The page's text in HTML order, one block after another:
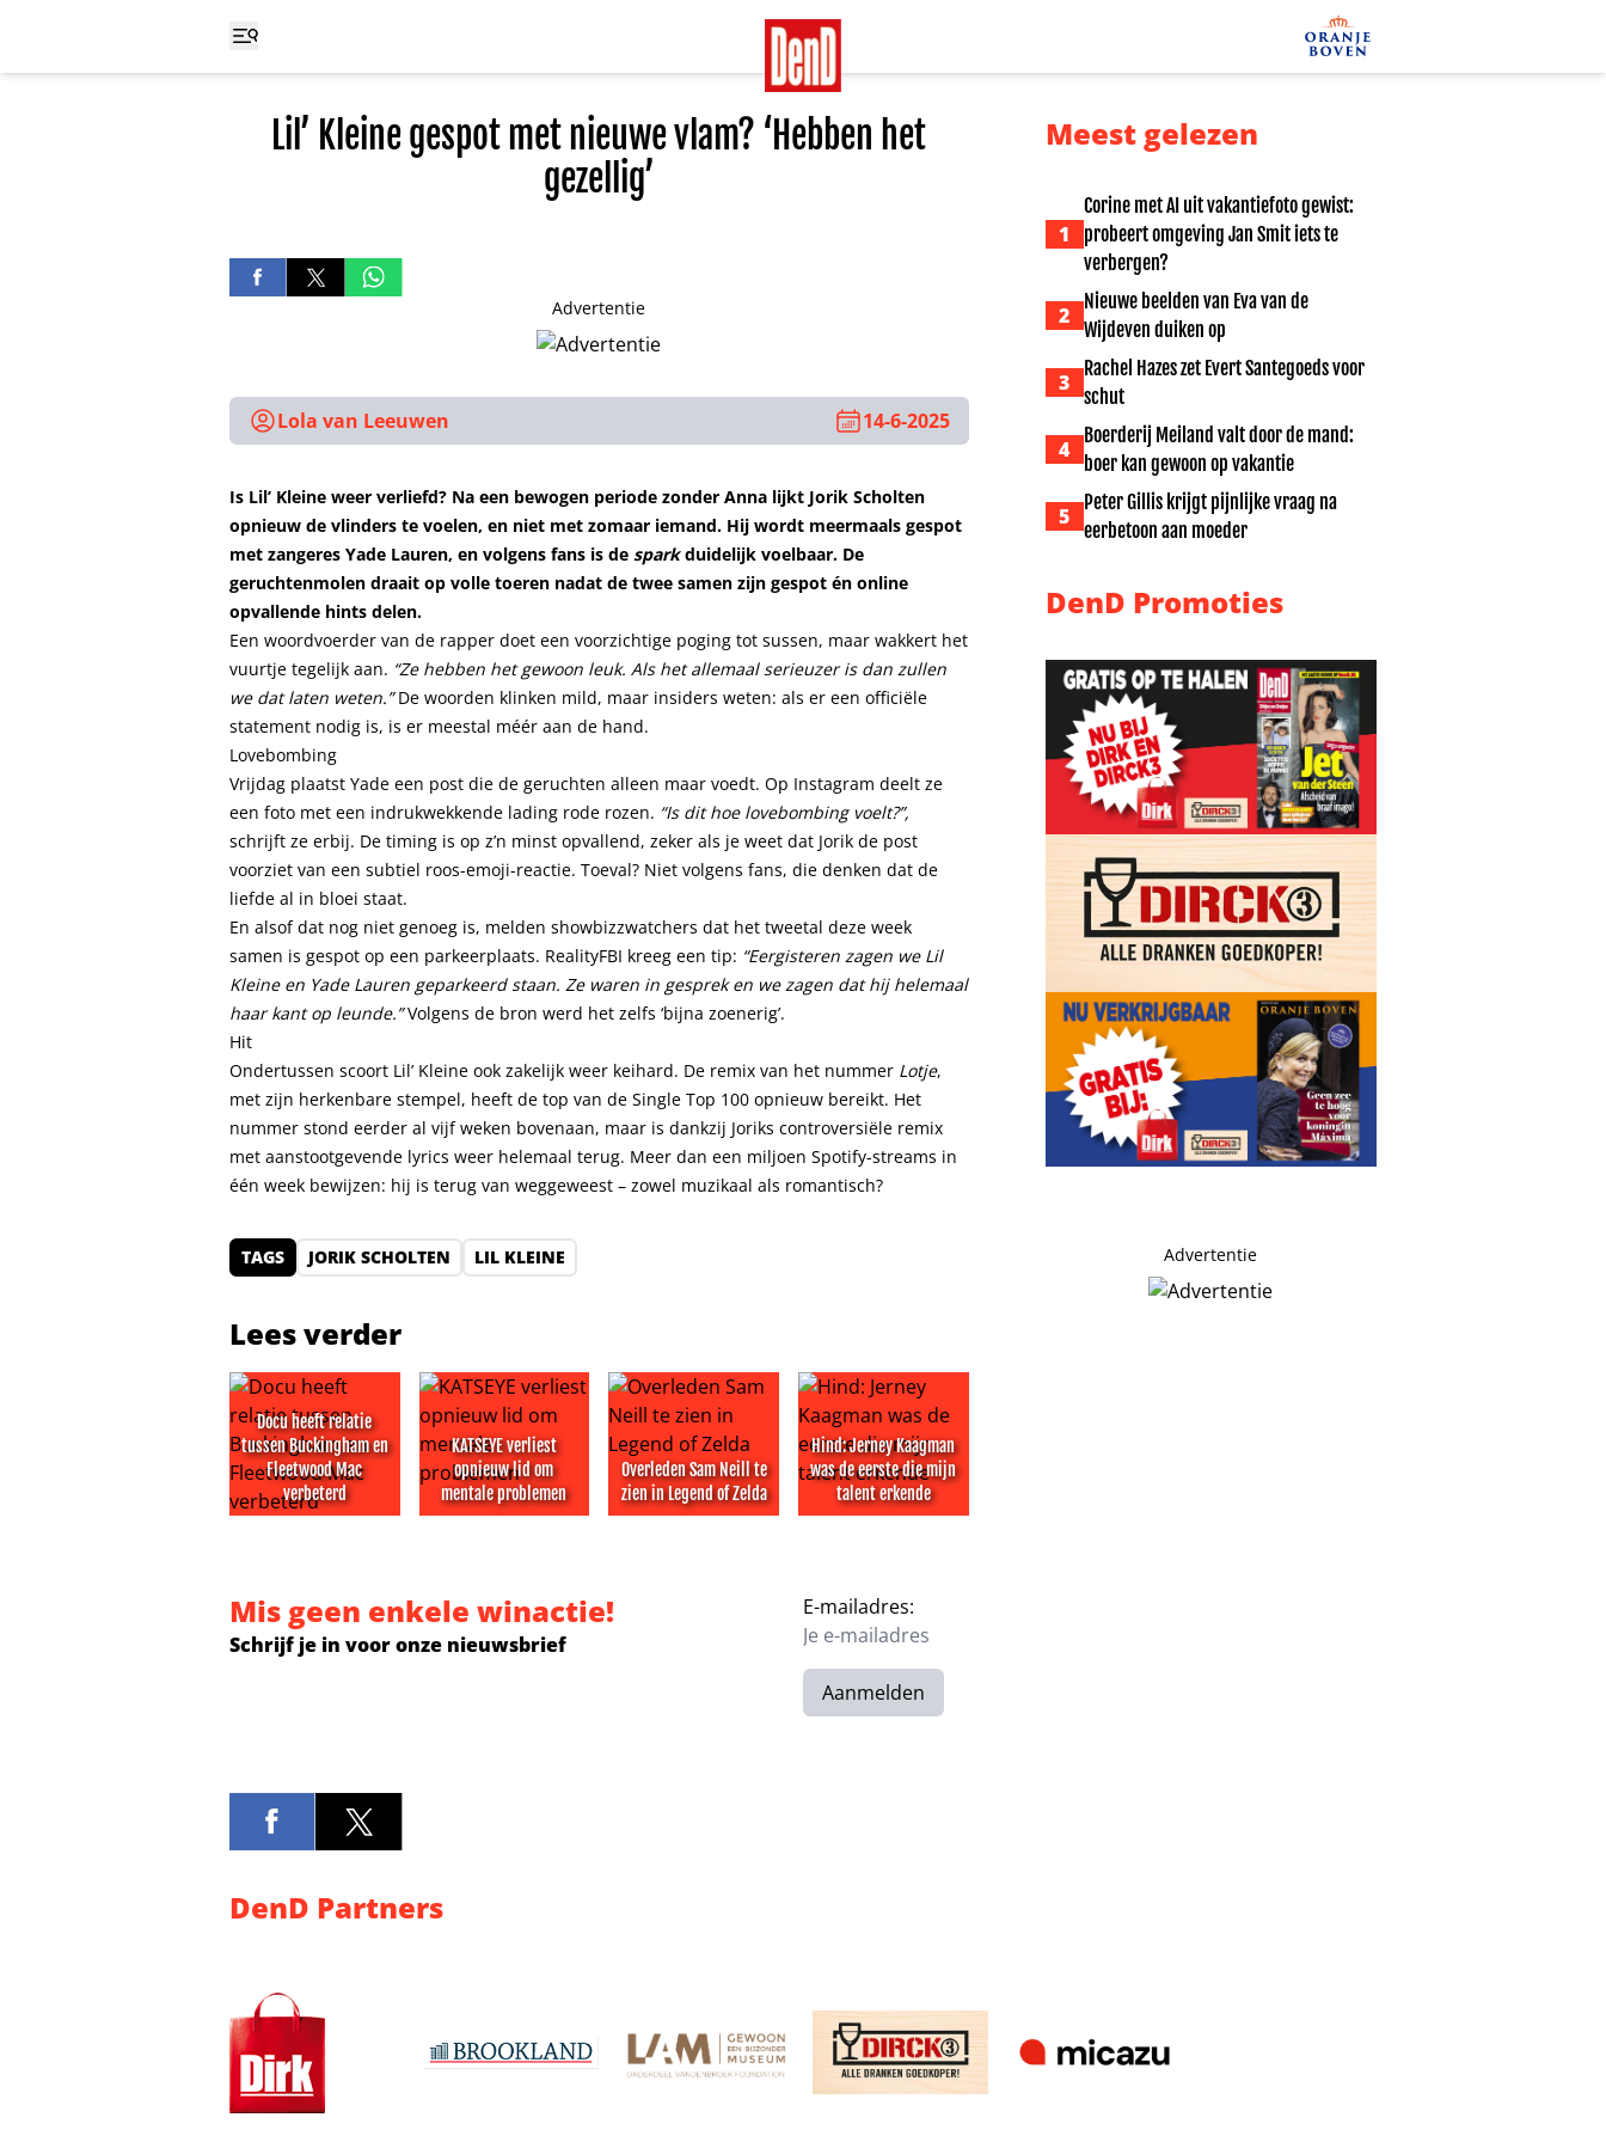
Lil’ Kleine gespot met nieuwe vlam? ‘Hebben het
gezellig’
Advertentie
Lola van Leeuwen 14-6-2025
Is Lil’ Kleine weer verliefd? Na een bewogen periode zonder Anna lijkt Jorik Scholten
opnieuw de vlinders te voelen, en niet met zomaar iemand. Hij wordt meermaals gespot
met zangeres Yade Lauren, en volgens fans is de sparkduidelijk voelbaar. De
geruchtenmolen draait op volle toeren nadat de twee samen zijn gespot én online
opvallende hints delen.
Een woordvoerder van de rapper doet een voorzichtige poging tot sussen, maar wakkert het
vuurtje tegelijk aan. “Ze hebben het gewoon leuk. Als het allemaal serieuzer is dan zullen
we dat laten weten.”De woorden klinken mild, maar insiders weten: als er een officiële
statement nodig is, is er meestal méér aan de hand.
Lovebombing
Vrijdag plaatst Yade een post die de geruchten alleen maar voedt. Op Instagram deelt ze
een foto met een indrukwekkende lading rode rozen. “Is dit hoe lovebombing voelt?”,
schrijft ze erbij. De timing is op z’n minst opvallend, zeker als je weet dat Jorik de post
voorziet van een subtiel roos-emoji-reactie. Toeval? Niet volgens fans, die denken dat de
liefde al in bloei staat.
En alsof dat nog niet genoeg is, melden showbizzwatchers dat het tweetal deze week
samen is gespot op een parkeerplaats. RealityFBI kreeg een tip: “Eergisteren zagen we Lil
Kleine en Yade Lauren geparkeerd staan. Ze waren in gesprek en we zagen dat hij helemaal
haar kant op leunde.”Volgens de bron werd het zelfs ‘bijna zoenerig’.
Hit
Ondertussen scoort Lil’ Kleine ook zakelijk weer keihard. De remix van het nummer Lotje,
met zijn herkenbare stempel, heeft de top van de Single Top 100 opnieuw bereikt. Het
nummer stond eerder al vijf weken bovenaan, maar is dankzij Joriks controversiële remix
met aanstootgevende lyrics weer helemaal terug. Meer dan een miljoen Spotify-streams in
één week bewijzen: hij is terug van weggeweest – zowel muzikaal als romantisch?
TAGS JORIK SCHOLTEN LIL KLEINE
Lees verder
Docu heeft relatie
tussen Buckingham en
Fleetwood Mac
verbeterd
KATSEYE verliest
opnieuw lid om
mentale problemen
Overleden Sam Neill te
zien in Legend of Zelda
Hind: Jerney Kaagman
was de eerste die mijn
talent erkende
Meest gelezen
1
Corine met AI uit vakantiefoto gewist:
probeert omgeving Jan Smit iets te
verbergen?
2
Nieuwe beelden van Eva van de
Wijdeven duiken op
3
Rachel Hazes zet Evert Santegoeds voor
schut
4
Boerderij Meiland valt door de mand:
boer kan gewoon op vakantie
5
Peter Gillis krijgt pijnlijke vraag na
eerbetoon aan moeder
DenD Promoties
Advertentie
Mis geen enkele winactie!
Schrijf je in voor onze nieuwsbrief
E-mailadres:
Aanmelden
DenD Partners